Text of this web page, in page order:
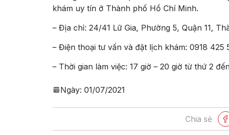
khám uy tín ở Thành phố Hồ Chí Minh.
– Địa chỉ: 24/41 Lữ Gia, Phường 5, Quận 11,
– Điện thoại tư vấn và đặt lịch khám: 0918 425
– Thời gian làm việc: 17 giờ – 20 giờ từ thứ 2
Ngày: 01/07/2021
Chia sẻ